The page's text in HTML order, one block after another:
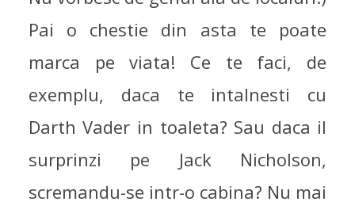
Pai o chestie din asta te poate
marca pe viata! Ce te faci, de
exemplu, daca te intalnesti cu
Darth Vader in toaleta? Sau daca il
surprinzi pe Jack Nicholson,
scremandu-se intr-o cabina? Nu mai